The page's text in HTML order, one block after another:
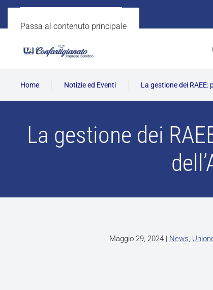
Passa al contenuto principale
Home Notizie ed Eventi La gestione dei
La gestione dei
Maggio 29, 2024| News,